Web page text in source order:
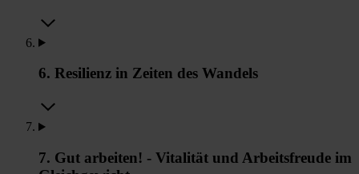
6. Resilienz in Zeiten des Wandels
7. Gut arbeiten! - Vitalität und Arbeitsfreude im